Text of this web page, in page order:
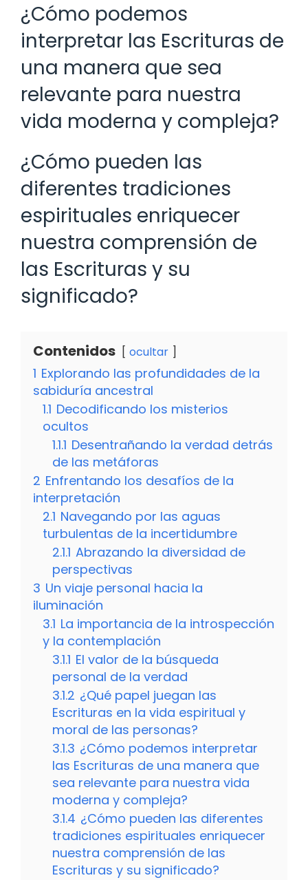
¿Cómo podemos
interpretar las Escrituras de
una manera que sea
relevante para nuestra
vida moderna y compleja?
¿Cómo pueden las
diferentes tradiciones
espirituales enriquecer
nuestra comprensión de
las Escrituras y su
significado?
Contenidos ocultar
1 Explorando las profundidades de la
sabiduría ancestral
1.1 Decodificando los misterios
ocultos
1.1.1 Desentrañando la verdad detrás
de las metáforas
2 Enfrentando los desafíos de la
interpretación
2.1 Navegando por las aguas
turbulentas de la incertidumbre
2.1.1 Abrazando la diversidad de
perspectivas
3 Un viaje personal hacia la
iluminación
3.1 La importancia de la introspección
y la contemplación
3.1.1 El valor de la búsqueda
personal de la verdad
3.1.2 ¿Qué papel juegan las
Escrituras en la vida espiritual y
moral de las personas?
3.1.3 ¿Cómo podemos interpretar
las Escrituras de una manera que
sea relevante para nuestra vida
moderna y compleja?
3.1.4 ¿Cómo pueden las diferentes
tradiciones espirituales enriquecer
nuestra comprensión de las
Escrituras y su significado?